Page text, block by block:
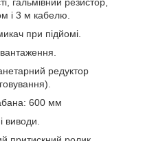
гальмівний резистор,
і 3 м кабелю.
при підйомі.
редуктор
600 мм
виводи.